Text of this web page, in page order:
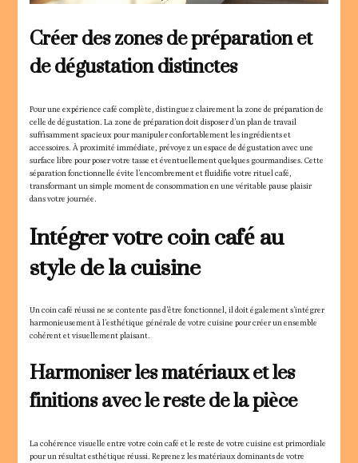
Créer des zones de préparation et
de dégustation distinctes
Pour une expérience café complète, distinguez clairement la zone de préparation de
celle de dégustation. La zone de préparation doit disposer d’un plan de travail
suffisamment spacieux pour manipuler confortablement les ingrédients et
accessoires. À proximité immédiate, prévoyez un espace de dégustation avec une
surface libre pour poser votre tasse et éventuellement quelques gourmandises. Cette
séparation fonctionnelle évite l’encombrement et fluidifie votre rituel café,
transformant un simple moment de consommation en une véritable pause plaisir
dans votre journée.
Intégrer votre coin café au
style de la cuisine
Un coin café réussi ne se contente pas d’être fonctionnel, il doit également s’intégrer
harmonieusement à l’esthétique générale de votre cuisine pour créer un ensemble
cohérent et visuellement plaisant.
Harmoniser les matériaux et les
finitions avec le reste de la pièce
La cohérence visuelle entre votre coin café et le reste de votre cuisine est primordiale
pour un résultat esthétique réussi. Reprenez les matériaux dominants de votre